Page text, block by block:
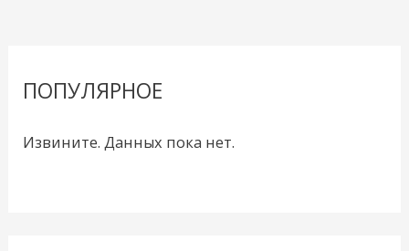
ПОПУЛЯРНОЕ
Извините. Данных пока нет.